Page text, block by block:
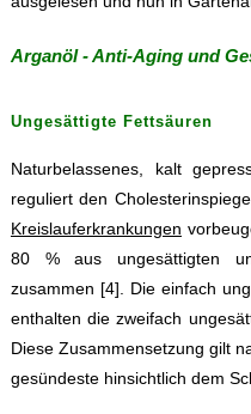
Arganöl - Anti-Aging und
Ungesättigte Fettsäuren
Naturbelassenes, kalt
reguliert den
Kreislauferkrankungen
80 % aus ungesättigten
zusammen [4]. Die einfach
enthalten die zweifach
Diese Zusammensetzung gilt
gesündeste hinsichtlich dem